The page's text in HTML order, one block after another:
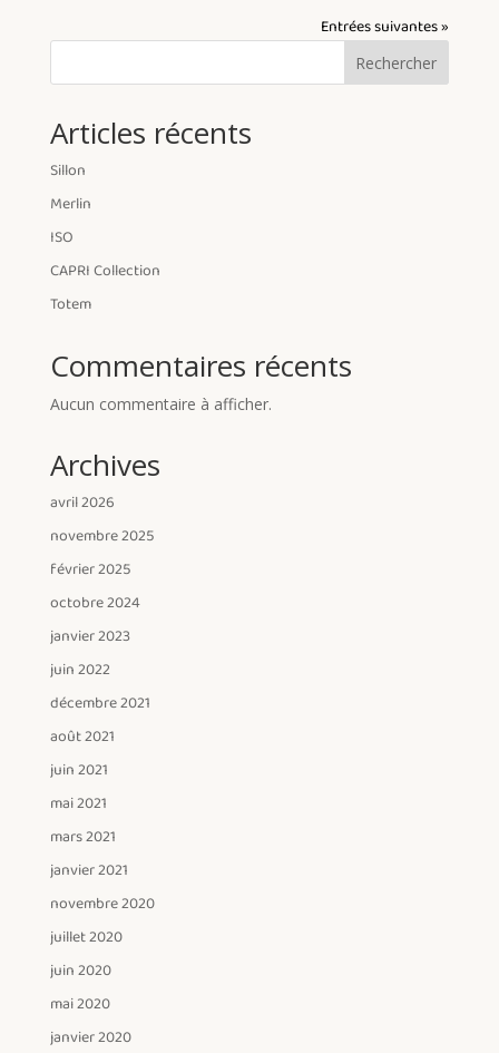
Entrées suivantes »
Rechercher
Articles récents
Sillon
Merlin
ISO
CAPRI Collection
Totem
Commentaires récents
Aucun commentaire à afficher.
Archives
avril 2026
novembre 2025
février 2025
octobre 2024
janvier 2023
juin 2022
décembre 2021
août 2021
juin 2021
mai 2021
mars 2021
janvier 2021
novembre 2020
juillet 2020
juin 2020
mai 2020
janvier 2020